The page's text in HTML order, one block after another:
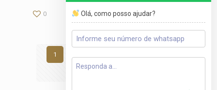
0 0
1
8 9
Olá, como posso ajudar?